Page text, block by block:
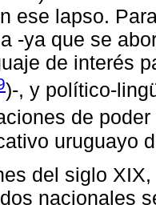
ese lapso.
-ya que se
de interés
)-, y político-
de poder
uruguayo
del siglo
nacionales